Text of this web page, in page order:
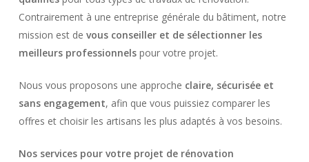
Contrairement à une entreprise générale du bâtiment, notre
mission est de vous conseiller et de sélectionner les
meilleurs professionnelspour votre projet.
Nous vous proposons une approche claire, sécurisée et
sans engagement, afin que vous puissiez comparer les
offres et choisir les artisans les plus adaptés à vos besoins.
Nos services pour votre projet de rénovation